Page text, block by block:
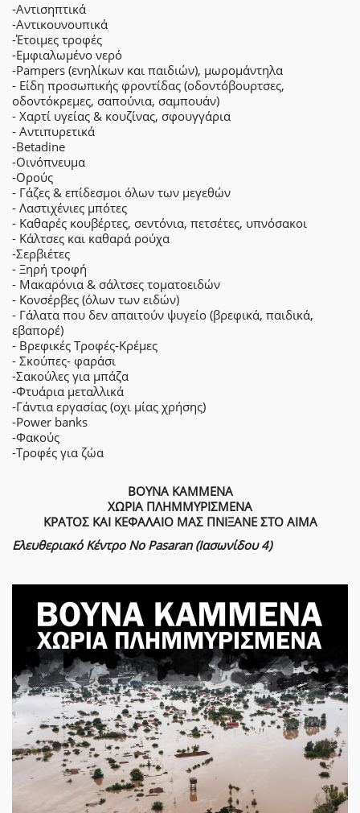
-Αντισηπτικά
-Αντικουνουπικά
-Έτοιμες τροφές
-Εμφιαλωμένο νερό
-Pampers (ενηλίκων και παιδιών), μωρομάντηλα
- Είδη προσωπικής φροντίδας (οδοντόβουρτσες,
οδοντόκρεμες, σαπούνια, σαμπουάν)
- Χαρτί υγείας & κουζίνας, σφουγγάρια
- Αντιπυρετικά
-Betadine
-Οινόπνευμα
-Ορούς
- Γάζες & επίδεσμοι όλων των μεγεθών
- Λαστιχένιες μπότες
- Καθαρές κουβέρτες, σεντόνια, πετσέτες, υπνόσακοι
- Κάλτσες και καθαρά ρούχα
-Σερβιέτες
- Ξηρή τροφή
- Μακαρόνια & σάλτσες τοματοειδών
- Κονσέρβες (όλων των ειδών)
- Γάλατα που δεν απαιτούν ψυγείο (βρεφικά, παιδικά,
εβαπορέ)
- Βρεφικές Τροφές-Κρέμες
- Σκούπες- φαράσι
-Σακούλες για μπάζα
-Φτυάρια μεταλλικά
-Γάντια εργασίας (οχι μίας χρήσης)
-Power banks
-Φακούς
-Τροφές για ζώα
ΒΟΥΝΑ ΚΑΜΜΕΝΑ
ΧΩΡΙΑ ΠΛΗΜΜΥΡΙΣΜΕΝΑ
ΚΡΑΤΟΣ ΚΑΙ ΚΕΦΑΛΑΙΟ ΜΑΣ ΠΝΙΞΑΝΕ ΣΤΟ ΑΙΜΑ
Ελευθεριακό Κέντρο No Pasaran (Ιασωνίδου 4)